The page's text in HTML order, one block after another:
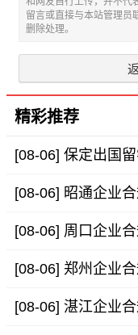
留言或直接与本站管理员
删除处理。
精彩推荐
[08-06] 保定出国
钱-地址-电话
[08-06] 昭通企业
报名-多少钱
[08-06] 周口企业
报名-多少钱
[08-06] 郑州企业
报名-多少钱
[08-06] 湛江企业